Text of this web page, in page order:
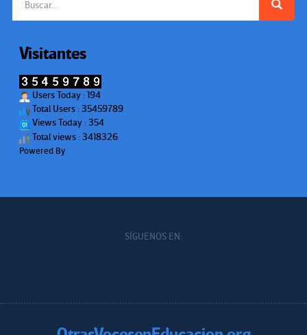
Visitantes
Users Today : 194
Total Users : 35459789
Views Today : 354
Total views : 3418326
Powered By
SÍGUENOS EN: